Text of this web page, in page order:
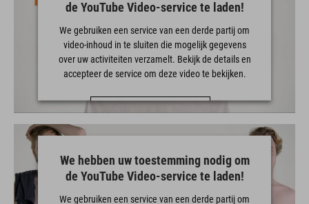
de YouTube Video-service te laden!
We gebruiken een service van een derde partij om
video-inhoud in te sluiten die mogelijk gegevens
over uw activiteiten verzamelt. Bekijk de details en
accepteer de service om deze video te bekijken.
powered byUsercentrics Consent Management Platform
We hebben uw toestemming nodig om
de YouTube Video-service te laden!
We gebruiken een service van een derde partij om